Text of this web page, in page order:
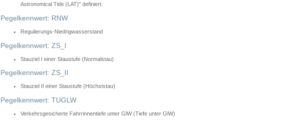
Astronomical Tide (LAT)" definiert.
Pegelkennwert: RNW
Regulierungs-Niedrigwasserstand
Pegelkennwert: ZS_I
Stauziel I einer Staustufe (Normalstau)
Pegelkennwert: ZS_II
Stauziel II einer Staustufe (Höchststau)
Pegelkennwert: TUGLW
Verkehrsgesicherte Fahrrinnentiefe unter GlW (Tiefe unter GlW)